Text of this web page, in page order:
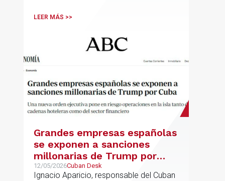
entidades trabajarán para ayudar a las
gestionar con mayor seguridad jurídica
sus principales retos regulatorios.
LEER MÁS >>
Grandes empresas españolas
se exponen a sanciones
millonarias de Trump por
Cuba
12/05/2026Cuban Desk
Ignacio Aparicio, responsable del Cuban